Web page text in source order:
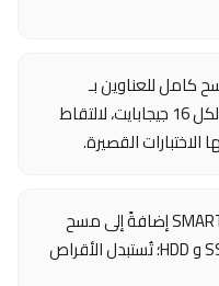
للعناوين بـ
MemTest86، نحو 45 دقيقة لكل 16 جيجابايت، لالتقاط
القصيرة.
— قراءة SMART إضافةً إلى مسح
القطاعات التالفة على كل SSD و HDD؛ تُستبدل الأقراص